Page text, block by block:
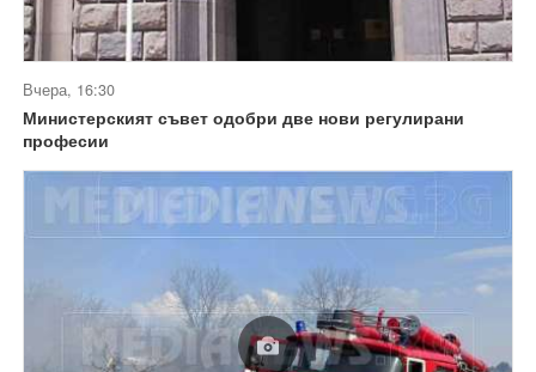
Вчера, 16:30
Министерският съвет одобри две нови регулирани
професии